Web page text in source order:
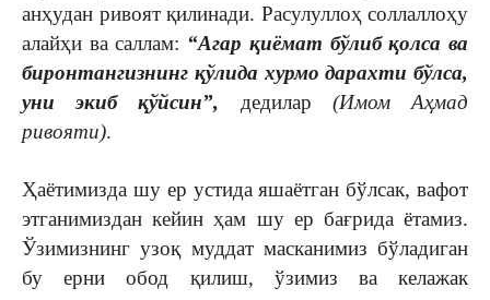
анҳудан ривоят қилинади. Расулуллоҳ соллаллоҳу
алайҳи ва саллам: “Агар қиёмат бўлиб қолса ва
биронтангизнинг қўлида хурмо дарахти бўлса,
уни экиб қўйсин”, дедилар (Имом Аҳмад
ривояти).
Ҳаётимизда шу ер устида яшаётган бўлсак, вафот
этганимиздан кейин ҳам шу ер бағрида ётамиз.
Ўзимизнинг узоқ муддат масканимиз бўладиган
бу ерни обод қилиш, ўзимиз ва келажак